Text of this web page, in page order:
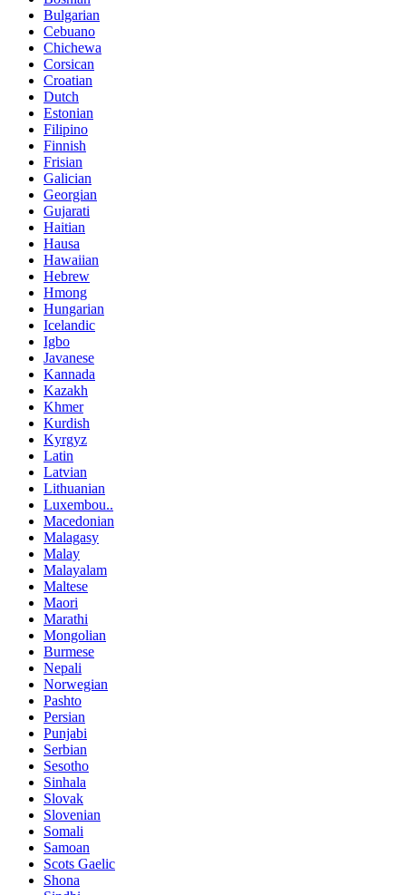
Bulgarian
Cebuano
Chichewa
Corsican
Croatian
Dutch
Estonian
Filipino
Finnish
Frisian
Galician
Georgian
Gujarati
Haitian
Hausa
Hawaiian
Hebrew
Hmong
Hungarian
Icelandic
Igbo
Javanese
Kannada
Kazakh
Khmer
Kurdish
Kyrgyz
Latin
Latvian
Lithuanian
Luxembou..
Macedonian
Malagasy
Malay
Malayalam
Maltese
Maori
Marathi
Mongolian
Burmese
Nepali
Norwegian
Pashto
Persian
Punjabi
Serbian
Sesotho
Sinhala
Slovak
Slovenian
Somali
Samoan
Scots Gaelic
Shona